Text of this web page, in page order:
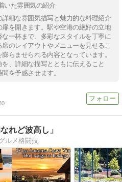
いた雰囲気の紹介
細な雰囲気描写と魅力的な料理紹介
を開きます。駅や空港の絶好の立地
一杯まで、多彩なスタイルを丁寧に
のレイアウトやメニューを見せるこ
らませられる内容となっています。
、詳細な描写とともに伝えること
を予感させます。
れど波高し」
ルメ格闘技